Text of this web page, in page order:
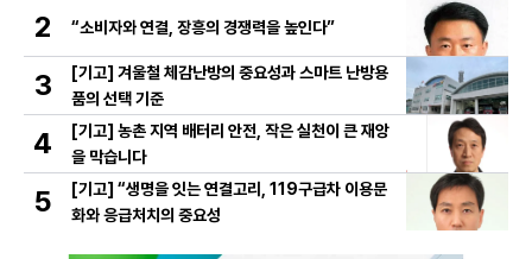
2 “소비자와 연결, 장흥의 경쟁력을 높인다”
3
[기고] 겨울철 체감난방의 중요성과 스마트 난방용
품의 선택 기준
4
[기고] 농촌 지역 배터리 안전, 작은 실천이 큰 재앙
을 막습니다
5
[기고] “생명을 잇는 연결고리, 119구급차 이용문
화와 응급처치의 중요성